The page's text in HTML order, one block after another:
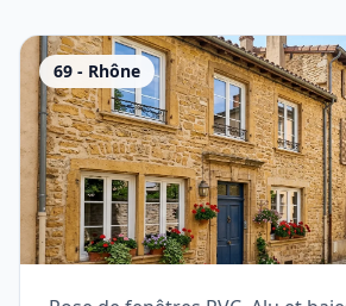
69 - Rhône